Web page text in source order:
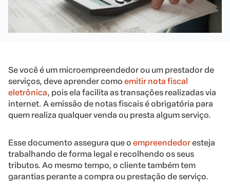
Se você é um microempreendedor ou um prestador de
serviços, deve aprender como emitir nota fiscal
eletrônica, pois ela facilita as transações realizadas via
internet. A emissão de notas fiscais é obrigatória para
quem realiza qualquer venda ou presta algum serviço.
Esse documento assegura que o empreendedoresteja
trabalhando de forma legal e recolhendo os seus
tributos. Ao mesmo tempo, o cliente também tem
garantias perante a compra ou prestação de serviço.